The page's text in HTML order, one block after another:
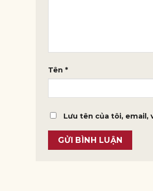
Tên *
Lưu tên của tôi, email,